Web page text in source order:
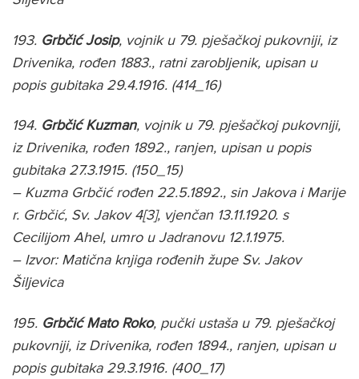
193. Grbčić Josip, vojnik u 79. pješačkoj pukovniji, iz
Drivenika, rođen 1883., ratni zarobljenik, upisan u
popis gubitaka 29.4.1916. (414_16)
194. Grbčić Kuzman, vojnik u 79. pješačkoj pukovniji,
iz Drivenika, rođen 1892., ranjen, upisan u popis
gubitaka 27.3.1915. (150_15)
– Kuzma Grbčić rođen 22.5.1892., sin Jakova i Marije
r. Grbčić, Sv. Jakov 4[3], vjenčan 13.11.1920. s
Cecilijom Ahel, umro u Jadranovu 12.1.1975.
– Izvor: Matična knjiga rođenih župe Sv. Jakov
Šiljevica
195. Grbčić Mato Roko, pučki ustaša u 79. pješačkoj
pukovniji, iz Drivenika, rođen 1894., ranjen, upisan u
popis gubitaka 29.3.1916. (400_17)